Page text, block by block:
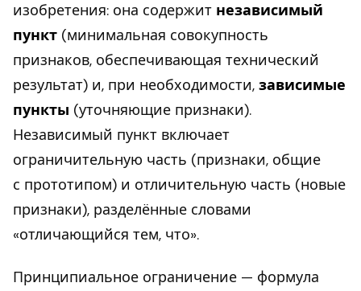
изобретения: она содержит независимый
пункт (минимальная совокупность
признаков, обеспечивающая технический
результат) и, при необходимости, зависимые
пункты (уточняющие признаки).
Независимый пункт включает
ограничительную часть (признаки, общие
с прототипом) и отличительную часть (новые
признаки), разделённые словами
«отличающийся тем, что».
Принципиальное ограничение — формула